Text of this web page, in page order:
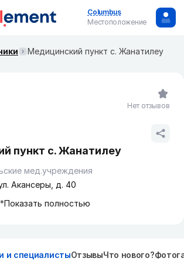
Columbus
Местоположение
Медицинский пункт с. Жанатилеу
пункт с. Жанатилеу
мед.учреждения
Акансеры, д. 40
Показать полностью
Нет отзывов
и специалистыОтзывыЧто нового?